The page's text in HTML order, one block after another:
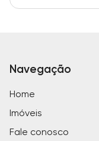
Navegação
Home
Imóveis
Fale conosco